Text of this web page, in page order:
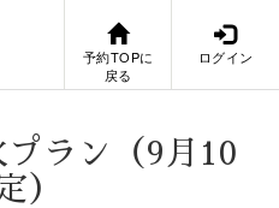
予約TOPに
戻る
ログイン
ラン（9月10
）